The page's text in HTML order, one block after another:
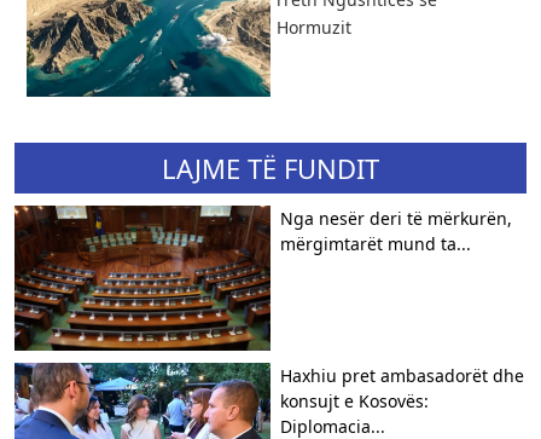
Hormuzit
LAJME TË FUNDIT
Nga nesër deri të mërkurën,
mërgimtarët mund ta...
Haxhiu pret ambasadorët dhe
konsujt e Kosovës:
Diplomacia...